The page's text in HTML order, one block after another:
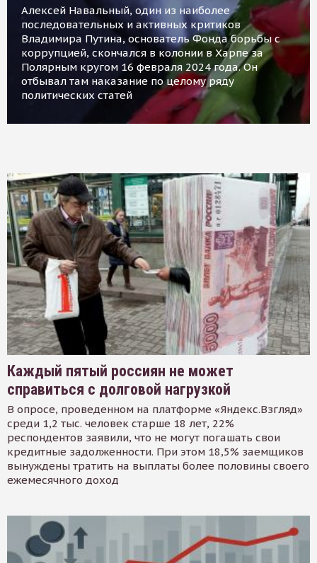
Алексей Навальный, один из наиболее
последовательных и активных критиков
Владимира Путина, основатель Фонда борьбы с
коррупцией, скончался в колонии в Харпе за
Полярным кругом 16 февраля 2024 года. Он
отбывал там наказание по целому ряду
политических статей
Каждый пятый россиян не может
справиться с долговой нагрузкой
В опросе, проведенном на платформе «Яндекс.Взгляд»
среди 1,2 тыс. человек старше 18 лет, 22%
респондентов заявили, что не могут погашать свои
кредитные задолженности. При этом 18,5% заемщиков
вынуждены тратить на выплаты более половины своего
ежемесячного доход